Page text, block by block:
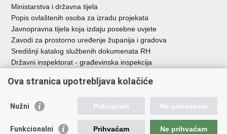
Ministarstva i državna tijela
Popis ovlaštenih osoba za izradu projekata
Javnopravna tijela koja izdaju posebne uvjete
Zavodi za prostorno uređenje županija i gradova
Središnji katalog službenih dokumenata RH
Državni inspektorat - građevinska inspekcija
Vlada Republike Hrvatske
Ova stranica upotrebljava kolačiće
Nužni Prihvaćam Ne prihvaćam
Funkcionalni Prihvaćam Ne prihvaćam